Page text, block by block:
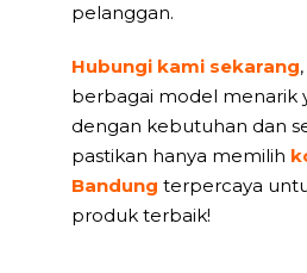
pelanggan.
Hubungi kami sekarang
berbagai model menarik
dengan kebutuhan dan
pastikan hanya memilih
Bandung terpercaya
produk terbaik!